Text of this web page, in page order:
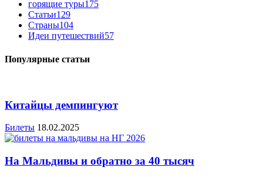
горящие туры175
Статьи129
Страны104
Идеи путешествий57
Популярные статьи
Китайцы демпингуют
Билеты 18.02.2025
На Мальдивы и обратно за 40 тысяч